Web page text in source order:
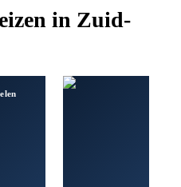
in Zuid-